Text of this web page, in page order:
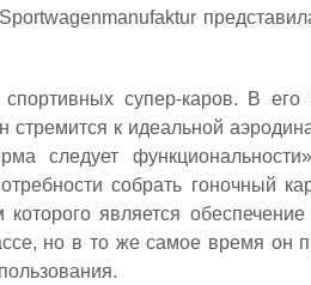
супер-каров. В его
стремится к идеальной
следует
собрать гоночный
является
но в то же самое время он